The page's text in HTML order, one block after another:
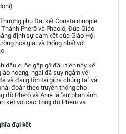
phụ Đại kết Constantinople
Phêrô và Phaolô, Đức Giáo
định sự cam kết của Giáo Hội
hòa giải và thống nhất với
dấu cuộc gặp gỡ đầu tiên này kể
hoàng, ngài đã suy ngẫm về
và đang tồn tại giữa chúng ta" và
đoàn theo truyền thống cho
đồ Phêrô và Anrê là "sự phản ánh
kết với các Tông đồ Phêrô và
đại kết